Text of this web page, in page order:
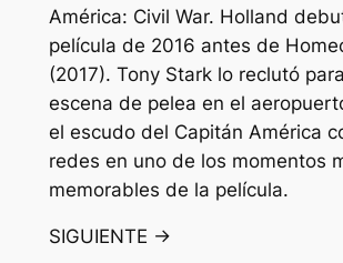
América: Civil War. Holland
película de 2016 antes de
(2017). Tony Stark lo reclutó
escena de pelea en el
el escudo del Capitán América
redes en uno de los momentos
memorables de la película.
SIGUIENTE →